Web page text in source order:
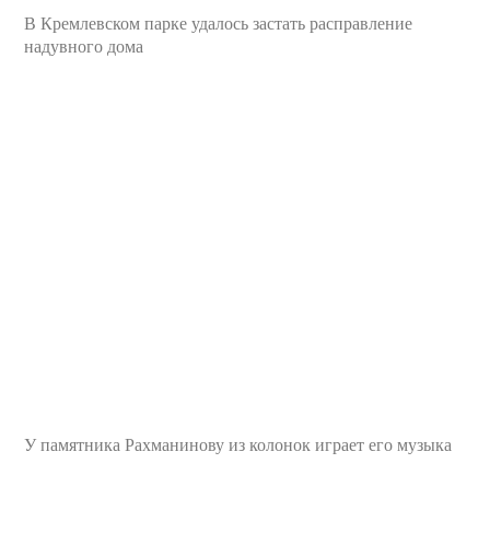
В Кремлевском парке удалось застать расправление
надувного дома
У памятника Рахманинову из колонок играет его музыка